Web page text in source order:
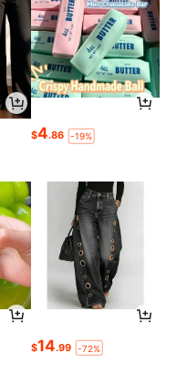
$4.86 -19%
$14.99 -72%